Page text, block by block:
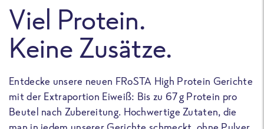
Viel Protein.
Keine Zusätze.
Entdecke unsere neuen FRoSTA High Protein Gerichte
mit der Extraportion Eiweiß: Bis zu 67 g Protein pro
Beutel nach Zubereitung. Hochwertige Zutaten, die